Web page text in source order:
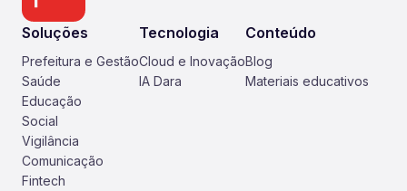
Soluções
Prefeitura e Gestão
Saúde
Educação
Social
Vigilância
Comunicação
Fintech
Tecnologia
Cloud e Inovação
IA Dara
Conteúdo
Blog
Materiais educativos